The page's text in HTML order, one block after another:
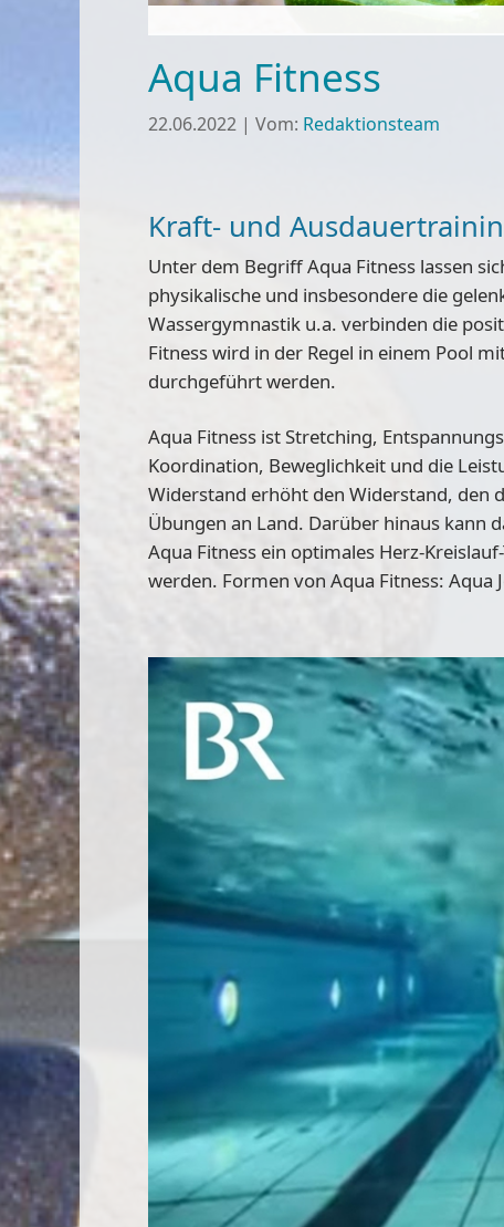
Aqua Fitness
22.06.2022 | Vom: Redaktionsteam
Kraft- und
Unter dem Begriff Aqua Fitness lassen
physikalische und insbesondere die
Wassergymnastik u.a. verbinden die
Fitness wird in der Regel in einem Pool
durchgeführt werden.
Aqua Fitness ist Stretching,
Koordination, Beweglichkeit und die
Widerstand erhöht den Widerstand, den
Übungen an Land. Darüber hinaus kann
Aqua Fitness ein optimales Herz-
werden. Formen von Aqua Fitness: Aqua